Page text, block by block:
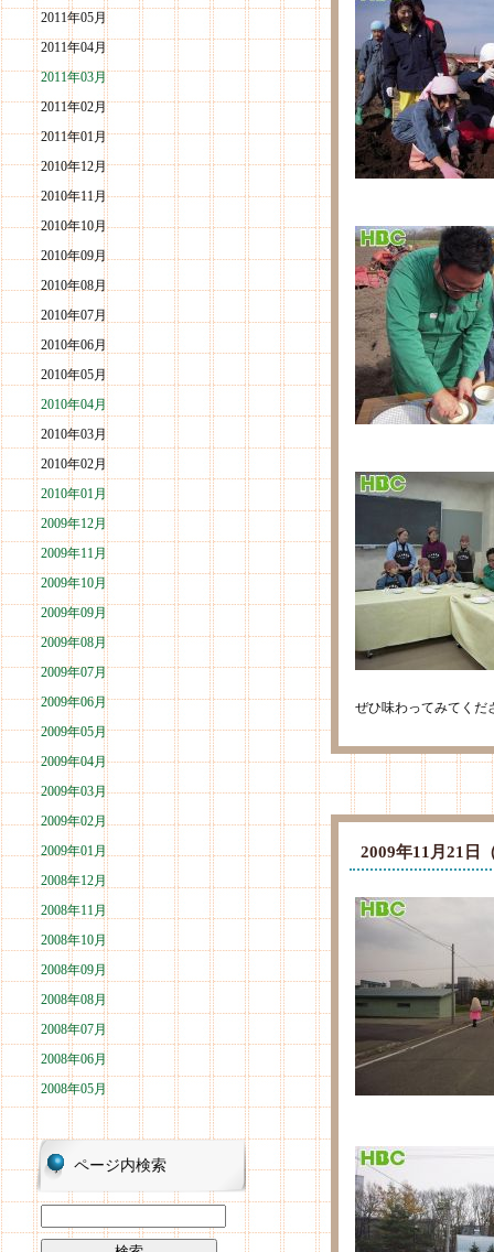
2011年05月
2011年04月
2011年03月
2011年02月
2011年01月
2010年12月
2010年11月
2010年10月
2010年09月
2010年08月
2010年07月
2010年06月
2010年05月
2010年04月
2010年03月
2010年02月
2010年01月
2009年12月
2009年11月
2009年10月
2009年09月
2009年08月
2009年07月
2009年06月
2009年05月
2009年04月
2009年03月
2009年02月
2009年01月
2008年12月
2008年11月
2008年10月
2008年09月
2008年08月
2008年07月
2008年06月
2008年05月
ページ内検索
ぜひ味わってみてくだ
2009年11月21